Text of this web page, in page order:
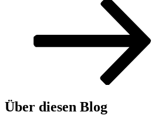
Über diesen Blog